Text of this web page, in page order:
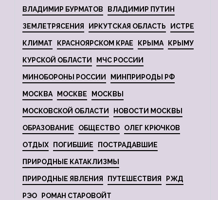
ВЛАДИМИР БУРМАТОВ ВЛАДИМИР ПУТИН
ЗЕМЛЕТРЯСЕНИЯ ИРКУТСКАЯ ОБЛАСТЬ ИСТРЕ
КЛИМАТ КРАСНОЯРСКОМ КРАЕ КРЫМА КРЫМУ
КУРСКОЙ ОБЛАСТИ МЧС РОССИИ
МИНОБОРОНЫ РОССИИ МИНПРИРОДЫ РФ
МОСКВА МОСКВЕ МОСКВЫ
МОСКОВСКОЙ ОБЛАСТИ НОВОСТИ МОСКВЫ
ОБРАЗОВАНИЕ ОБЩЕСТВО ОЛЕГ КРЮЧКОВ
ОТДЫХ ПОГИБШИЕ ПОСТРАДАВШИЕ
ПРИРОДНЫЕ КАТАКЛИЗМЫ
ПРИРОДНЫЕ ЯВЛЕНИЯ ПУТЕШЕСТВИЯ РЖД
РЭО РОМАН СТАРОВОЙТ